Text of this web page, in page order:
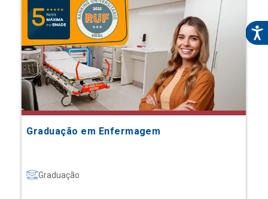
Graduação em Enfermagem
Graduação